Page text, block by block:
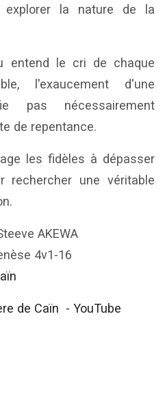
explorer la nature de la
entend le cri de chaque
l'exaucement d'une
pas nécessairement
de repentance.
les fidèles à dépasser
rechercher une véritable
AKEWA
4v1-16
de Caïn - YouTube